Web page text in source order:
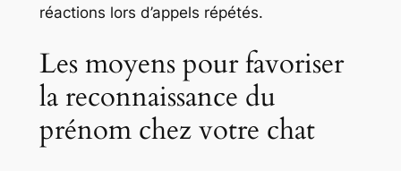
réactions lors d’appels répétés.
Les moyens pour favoriser
la reconnaissance du
prénom chez votre chat